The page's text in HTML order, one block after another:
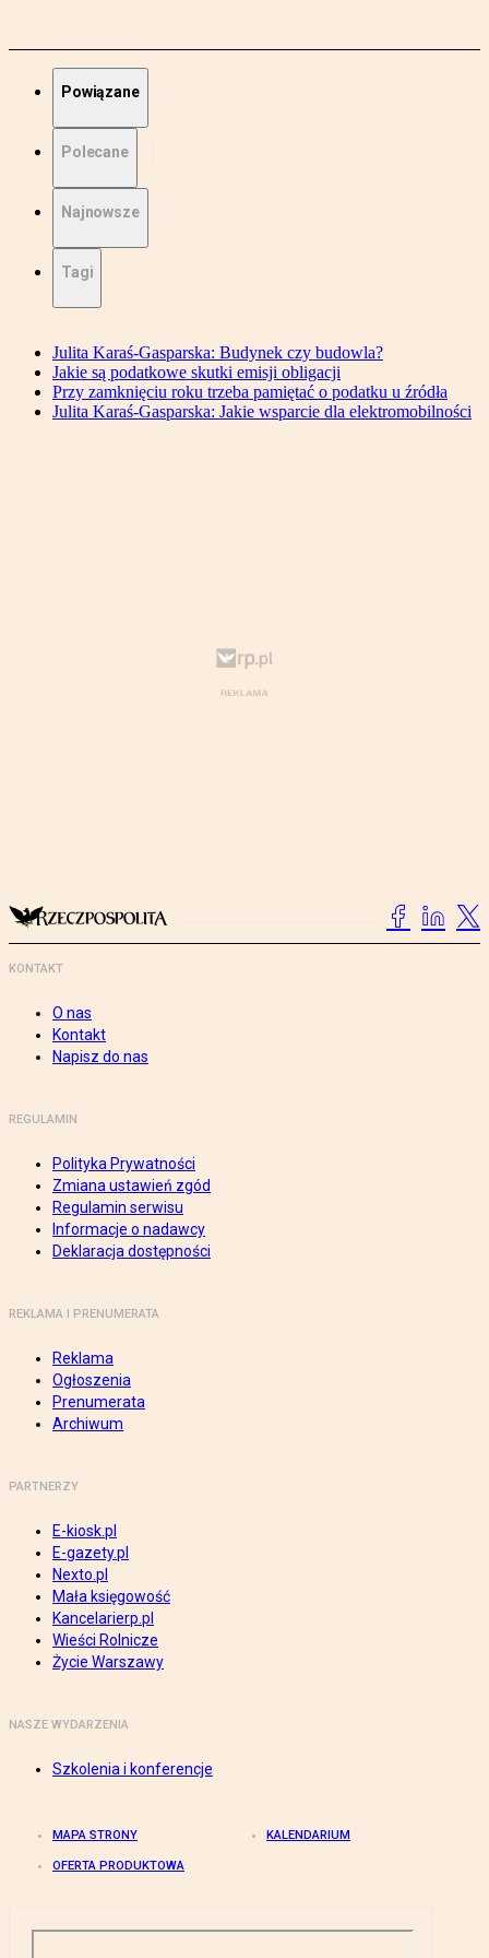
Powiązane
Polecane
Najnowsze
Tagi
Julita Karaś-Gasparska: Budynek czy budowla?
Jakie są podatkowe skutki emisji obligacji
Przy zamknięciu roku trzeba pamiętać o podatku u źródła
Julita Karaś-Gasparska: Jakie wsparcie dla elektromobilności
KONTAKT
O nas
Kontakt
Napisz do nas
REGULAMIN
Polityka Prywatności
Zmiana ustawień zgód
Regulamin serwisu
Informacje o nadawcy
Deklaracja dostępności
REKLAMA I PRENUMERATA
Reklama
Ogłoszenia
Prenumerata
Archiwum
PARTNERZY
E-kiosk.pl
E-gazety.pl
Nexto.pl
Mała księgowość
Kancelarierp.pl
Wieści Rolnicze
Życie Warszawy
NASZE WYDARZENIA
Szkolenia i konferencje
MAPA STRONY KALENDARIUM
OFERTA PRODUKTOWA